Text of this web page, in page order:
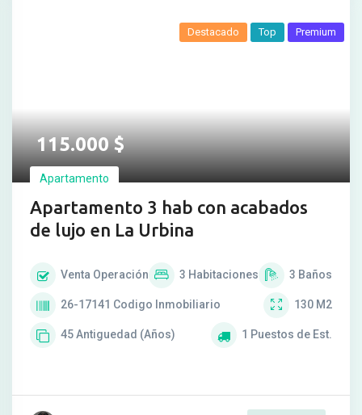
115.000$
Apartamento
Apartamento 3 hab con acabados
de lujo en La Urbina
Destacado Top Premium
Venta Operación 3 Habitaciones 3 Baños
26-17141 Codigo Inmobiliario 130 M2
45Antiguedad (Años) 1 Puestos de Est.